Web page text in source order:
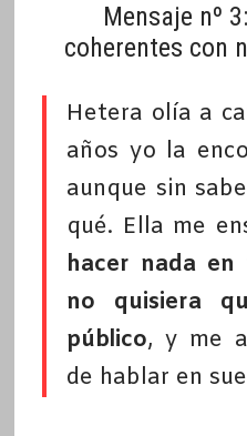
Mensaje nº
coherentes con
Hetera olía a
años yo la
aunque sin
qué. Ella me
hacer nada
no quisiera
público, y me
de hablar en